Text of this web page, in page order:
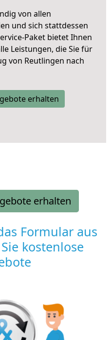
von allen
und sich stattdessen
Paket bietet Ihnen
Leistungen, die Sie für
von Reutlingen nach
erhalten
erhalten
Formular aus
kostenlose